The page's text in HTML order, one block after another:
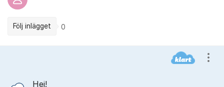
Följ inlägget 0
Hej!